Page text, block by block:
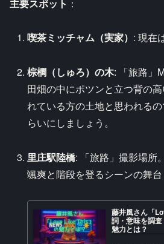
主要スポット ：
喫茶ミッチャム（実家） : 現在
棕櫚（しゅろ）の木: 「旅路」
田畑の中にポツンと立つ背の
れている方の土地と思われる
らいにしましょう。
里庄駅陸橋: 「旅路」撮影場所
颯爽と階段を登るシーンの舞台
藤井風さん「
詞・意味を調
魅力とは？